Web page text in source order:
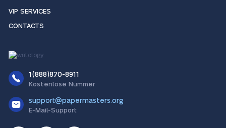
VIP SERVICES
CONTACTS
1(888)870-8911
Kostenlose Nummer
support@papermasters.org
E-Mail-Support